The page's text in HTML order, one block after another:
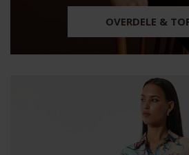
Funktionelle
OVERDELE &